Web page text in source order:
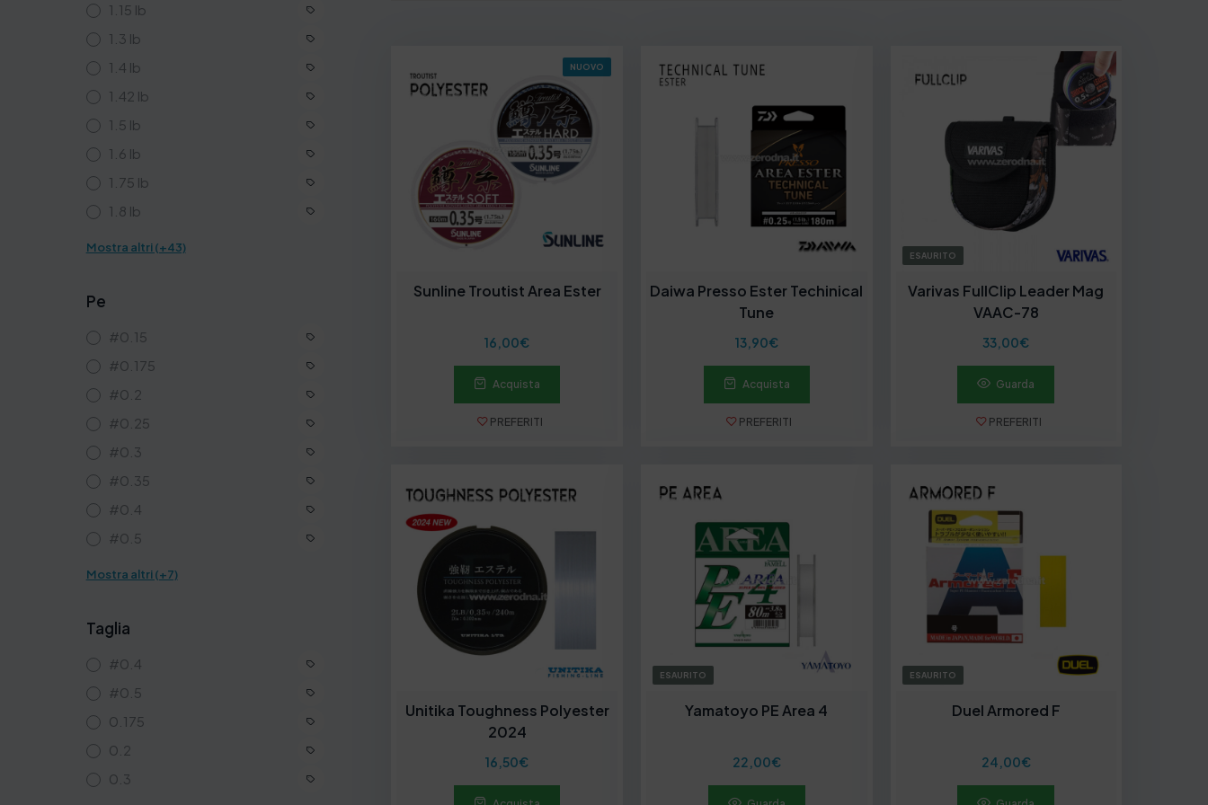
NUOVO
Sunline Troutist Area Ester
16,00€
Acquista
PREFERITI
Daiwa Presso Ester Techinical
Tune
13,90€
Acquista
PREFERITI
ESAURITO
Varivas FullClip Leader Mag
VAAC-78
33,00€
Guarda
PREFERITI
Unitika Toughness Polyester
2024
16,50€
ESAURITO
Yamatoyo PE Area 4
22,00€
ESAURITO
Duel Armored F
24,00€
1.15 lb
1.3 lb
1.4 lb
1.42 lb
1.5 lb
1.6 lb
1.75 lb
1.8 lb
Mostra altri (+43)
Pe
#0.15
#0.175
#0.2
#0.25
#0.3
#0.35
#0.4
#0.5
Mostra altri (+7)
Taglia
#0.4
#0.5
0.175
0.2
0.3